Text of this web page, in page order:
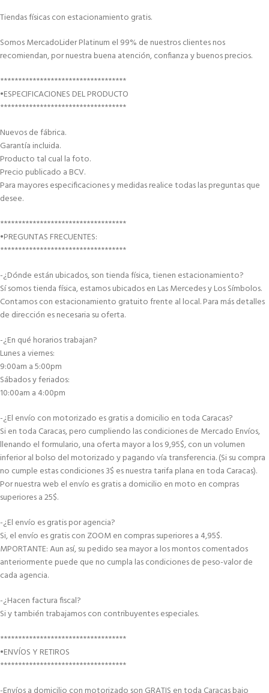
Tiendas físicas con estacionamiento gratis.
Somos MercadoLider Platinum el 99% de nuestros clientes nos
recomiendan, por nuestra buena atención, confianza y buenos precios.
***********************************
•ESPECIFICACIONES DEL PRODUCTO
***********************************
Nuevos de fábrica.
Garantía incluida.
Producto tal cual la foto.
Precio publicado a BCV.
Para mayores especificaciones y medidas realice todas las preguntas que
desee.
***********************************
•PREGUNTAS FRECUENTES:
***********************************
-¿Dónde están ubicados, son tienda física, tienen estacionamiento?
Sí somos tienda física, estamos ubicados en Las Mercedes y Los Símbolos.
Contamos con estacionamiento gratuito frente al local. Para más detalles
de dirección es necesaria su oferta.
-¿En qué horarios trabajan?
Lunes a viernes:
9:00am a 5:00pm
Sábados y feriados:
10:00am a 4:00pm
-¿El envío con motorizado es gratis a domicilio en toda Caracas?
Si en toda Caracas, pero cumpliendo las condiciones de Mercado Envíos,
llenando el formulario, una oferta mayor a los 9,95$, con un volumen
inferior al bolso del motorizado y pagando vía transferencia. (Si su compra
no cumple estas condiciones 3$ es nuestra tarifa plana en toda Caracas).
Por nuestra web el envío es gratis a domicilio en moto en compras
superiores a 25$.
-¿El envío es gratis por agencia?
Si, el envío es gratis con ZOOM en compras superiores a 4,95$.
MPORTANTE: Aun así, su pedido sea mayor a los montos comentados
anteriormente puede que no cumpla las condiciones de peso-valor de
cada agencia.
-¿Hacen factura fiscal?
Si y también trabajamos con contribuyentes especiales.
***********************************
•ENVÍOS Y RETIROS
***********************************